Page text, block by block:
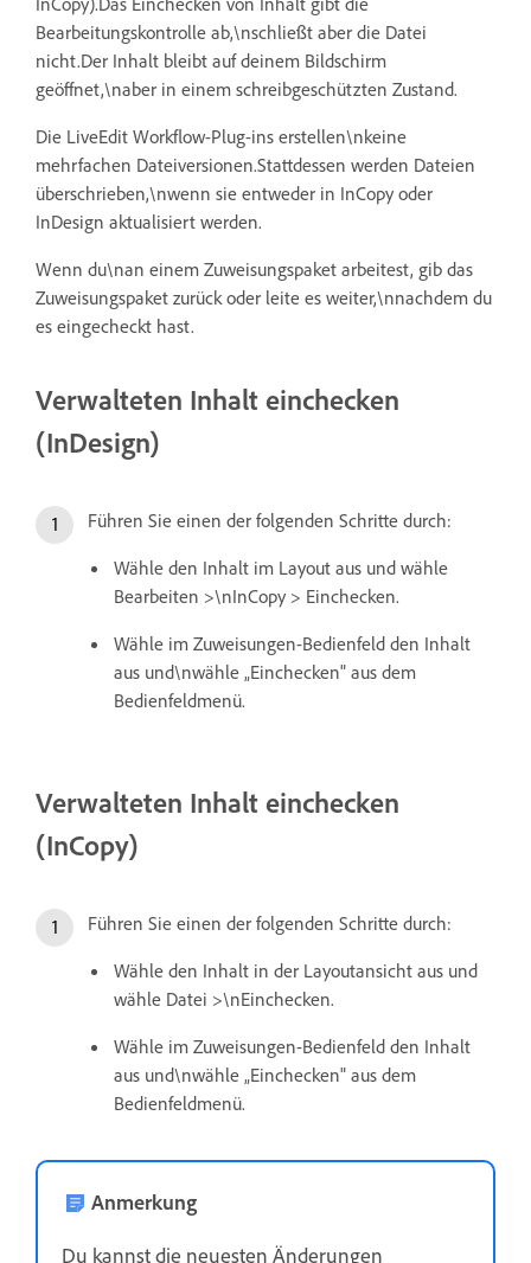
Bearbeitungskontrolle ab,\nschließt aber die Datei
nicht.Der Inhalt bleibt auf deinem Bildschirm
geöffnet,\naber in einem schreibgeschützten Zustand.
Die LiveEdit Workflow-Plug-ins erstellen\nkeine
mehrfachen Dateiversionen.Stattdessen werden Dateien
überschrieben,\nwenn sie entweder in InCopy oder
InDesign aktualisiert werden.
Wenn du\nan einem Zuweisungspaket arbeitest, gib das
Zuweisungspaket zurück oder leite es weiter,\nnachdem du
es eingecheckt hast.
Verwalteten Inhalt einchecken
(InDesign)
Führen Sie einen der folgenden Schritte durch:
Wähle den Inhalt im Layout aus und wähle
Bearbeiten >\nInCopy > Einchecken.
Wähle im Zuweisungen-Bedienfeld den Inhalt
aus und\nwähle „Einchecken" aus dem
Bedienfeldmenü.
Verwalteten Inhalt einchecken
(InCopy)
Führen Sie einen der folgenden Schritte durch:
Wähle den Inhalt in der Layoutansicht aus und
wähle Datei >\nEinchecken.
Wähle im Zuweisungen-Bedienfeld den Inhalt
aus und\nwähle „Einchecken" aus dem
Bedienfeldmenü.
Anmerkung
Du kannst die neuesten Änderungen